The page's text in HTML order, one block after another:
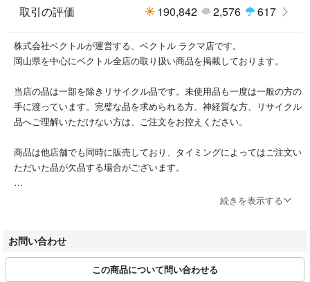
取引の評価 190,842 2,576 617
株式会社ベクトルが運営する、ベクトル ラクマ店です。
岡山県を中心にベクトル全店の取り扱い商品を掲載しております。
当店の品は一部を除きリサイクル品です。未使用品も一度は一般の方の
手に渡っています。完璧な品を求められる方、神経質な方、リサイクル
品へご理解いただけない方は、ご注文をお控えください。
商品は他店舗でも同時に販売しており、タイミングによってはご注文い
ただいた品が欠品する場合がございます。
ブランドによってサイズ表記方法が様々です。必ず実寸サイズをご確認
ましてはご容赦ください。
商品画像はできる限り現品を再現するよう心がけておりますが、ご利用
続きを表示する
お問い合わせ
この商品について問い合わせる